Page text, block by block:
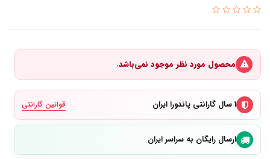
محصول مورد نظر موجود نمی‌باشد.
۱ سال گارانتی پاندورا ایران قوانین گارانتی
ارسال رایگان به سراسر ایران